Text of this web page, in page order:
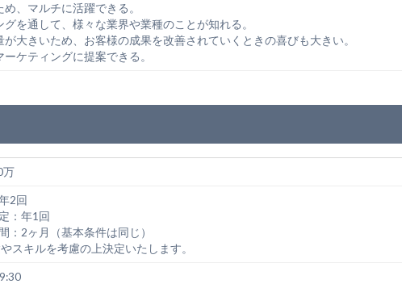
、マルチに活躍できる。
グを通して、様々な業界や業種のことが知れる。
が大きいため、お客様の成果を改善されていくときの喜びも大きい。
ーケティングに提案できる。
万
2回
：年1回
：2ヶ月（基本条件は同じ）
スキルを考慮の上決定いたします。